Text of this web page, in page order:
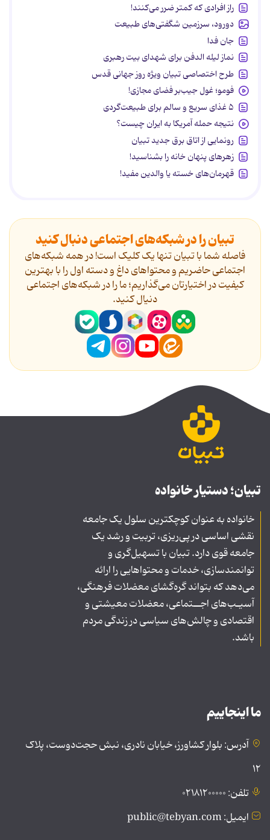
راز افرادی که کمتر ضرر می‌کنند!
دورود، سرزمین شگفتی‌های طبیعت
جان فدا
نماز لیله الدفن برای شهدای بیت رهبری
طرح اختصاصی تبیان ویژه روز جهانی قدس
فومو؛ غول جیب‌بر فضای مجازی!
۵ غذای سریع و سالم برای طبیعت‌گردی
نتیجه حمله آمریکا به ایران چیست؟
رونمایی از اتاق برق جدید تبیان
زهرهای پنهان خانه را بشناسید!
قهرمان‌های خسته یا والدین مفید!
تبیان را در شبکه‌های اجتماعی دنبال کنید
فاصله شما با تبیان تنها یک کلیک است! در همه شبکه‌های
اجتماعی حاضریم و محتواهای داغ و دسته اول را با بهترین
کیفیت در اختیارتان می‌گذاریم؛ ما را در شبکه‌های اجتماعی
دنیال کنید.
تبیان؛ دستیار خانواده
خانواده به عنوان کوچکترین سلول یک جامعه
نقشی اساسی در پی‌ریزی، تربیت و رشد یک
جامعه قوی دارد. تبیان با تسهیل‌گری و
توانمندسازی، خدمات و محتواهایی را ارائه
می‌دهد که بتواند گره‌گشای معضلات فرهنگی،
آسیـب‌های اجــتماعی، معضلات معیشتی و
اقتصادی و چالش‌های سیاسی در زندگی مردم
باشد.
ما اینجاییم
آدرس: بلوار کشاورز، خیابان نادری، نبش حجت‌دوست، پلاک
۱۲
تلفن: ۰۲۱۸۱۲۰۰۰۰۰
ایمیل: public@tebyan.com